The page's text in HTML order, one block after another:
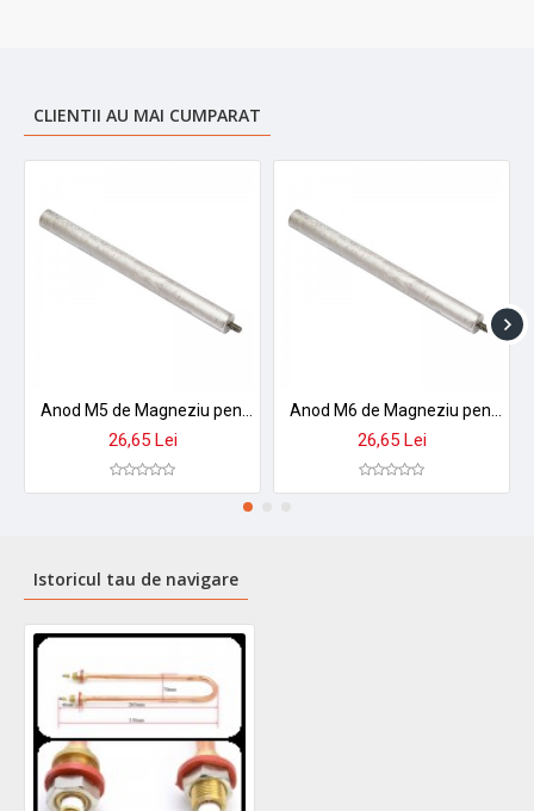
CLIENTII AU MAI CUMPARAT
26,65 Lei 26,65 Lei
Istoricul tau de navigare